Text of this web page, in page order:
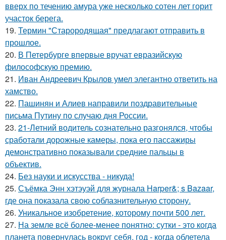
вверх по течению амура уже несколько сотен лет горит
участок берега.
19. Термин "Старородящая" предлагают отправить в
прошлое.
20. В Петербурге впервые вручат евразийскую
философскую премию.
21. Иван Андреевич Крылов умел элегантно ответить на
хамство.
22. Пашинян и Алиев направили поздравительные
письма Путину по случаю дня России.
23. 21-Летний водитель сознательно разгонялся, чтобы
сработали дорожные камеры, пока его пассажиры
демонстративно показывали средние пальцы в
объектив.
24. Без науки и искусства - никуда!
25. Съёмка Энн хэтэуэй для журнала Harper&; s Bazaar,
где она показала свою соблазнительную сторону.
26. Уникальное изобретение, которому почти 500 лет.
27. На земле всё более-менее понятно: сутки - это когда
планета повернулась вокруг себя, год - когда облетела